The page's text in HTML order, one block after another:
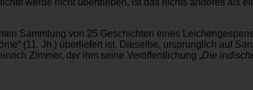
Sammlung von 25 Geschichten eines
(11. Jh.) überliefert ist. Dieselbe, ursprünglich auf
Zimmer, der ihm seine Veröffentlichung „Die